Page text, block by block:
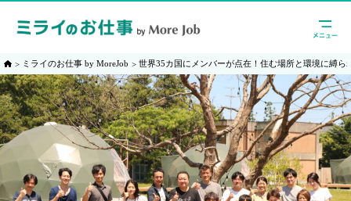
ミライのお仕事 by MoreJob 世界35カ国にメンバーが点在！住む場所と環境に縛ら